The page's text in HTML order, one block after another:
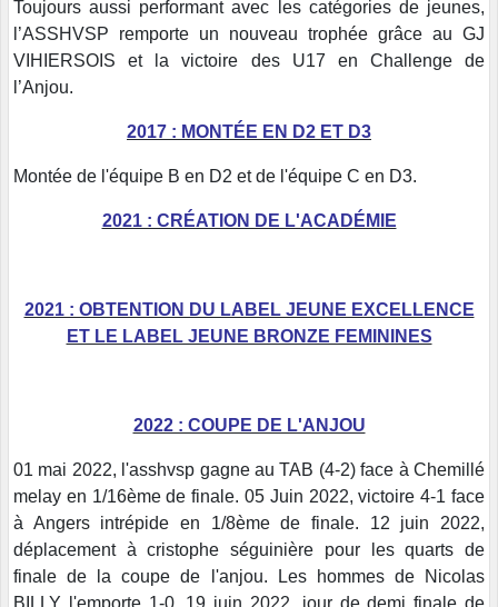
Toujours aussi performant avec les catégories de jeunes,
l’ASSHVSP remporte un nouveau trophée grâce au GJ
VIHIERSOIS et la victoire des U17 en Challenge de
l’Anjou.
2017 : MONTÉE EN D2 ET D3
Montée de l'équipe B en D2 et de l'équipe C en D3.
2021 : CRÉATION DE L'ACADÉMIE
2021 : OBTENTION DU LABEL JEUNE EXCELLENCE
ET LE LABEL JEUNE BRONZE FEMININES
2022 : COUPE DE L'ANJOU
01 mai 2022, l'asshvsp gagne au TAB (4-2) face à Chemillé
melay en 1/16ème de finale. 05 Juin 2022, victoire 4-1 face
à Angers intrépide en 1/8ème de finale. 12 juin 2022,
déplacement à cristophe séguinière pour les quarts de
finale de la coupe de l'anjou. Les hommes de Nicolas